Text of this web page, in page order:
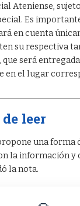
Ateniense,
Es
en cuenta
su respectiva
será entregada
en el lugar
leer
una forma
la información y
la nota.